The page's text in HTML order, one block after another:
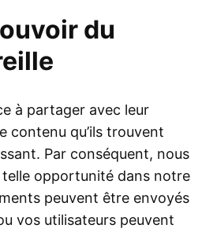
du
à partager avec leur
contenu qu’ils trouvent
Par conséquent, nous
opportunité dans notre
peuvent être envoyés
vos utilisateurs peuvent